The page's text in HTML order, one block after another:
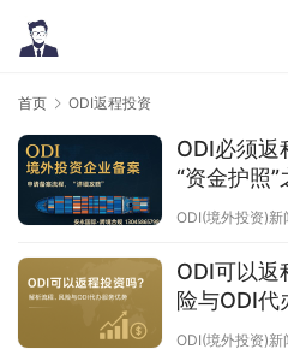
首页 ODI返程投资
ODI必须返
“资金护照”
ODI(境外投资)新
ODI可以返
险与ODI代
ODI(境外投资)新